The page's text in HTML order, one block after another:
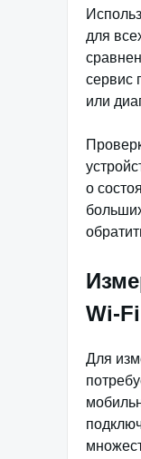
для
сервис
или
о
Wi-Fi
Для